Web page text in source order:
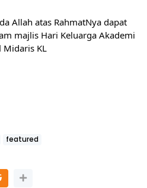
Allah atas RahmatNya dapat
majlis Hari Keluarga Akademi
Midaris KL
featured